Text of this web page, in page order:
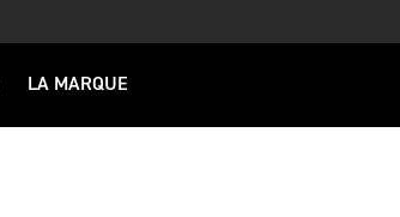
LA MARQUE